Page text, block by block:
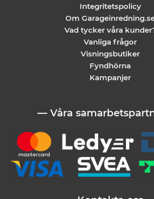
Integritetspolicy
Om
Vad tycker våra
Vanliga frågor
Visningsbutiker
Fyndhörna
Kampanjer
— Våra